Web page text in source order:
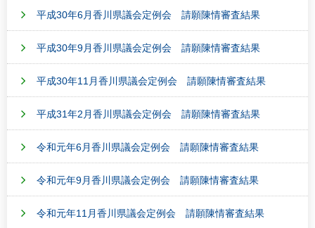
平成30年6月香川県議会定例会 請願陳情審査結果
平成30年9月香川県議会定例会 請願陳情審査結果
平成30年11月香川県議会定例会 請願陳情審査結果
平成31年2月香川県議会定例会 請願陳情審査結果
令和元年6月香川県議会定例会 請願陳情審査結果
令和元年9月香川県議会定例会 請願陳情審査結果
令和元年11月香川県議会定例会 請願陳情審査結果